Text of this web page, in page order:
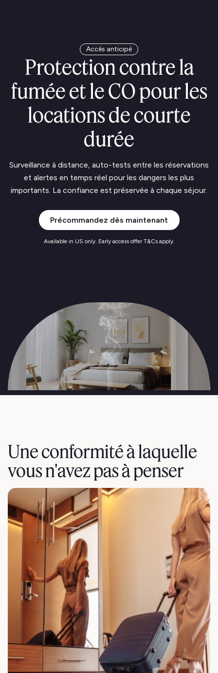
Accès anticipé
Protection contre la
fumée et le CO pour les
locations de courte
durée
Surveillance à distance, auto-tests entre les réservations
et alertes en temps réel pour les dangers les plus
importants. La confiance est préservée à chaque séjour.
Précommandez dès maintenant
Available in US only. Early access offer T&Cs apply.
Une conformité à laquelle
vous n'avez pas à penser